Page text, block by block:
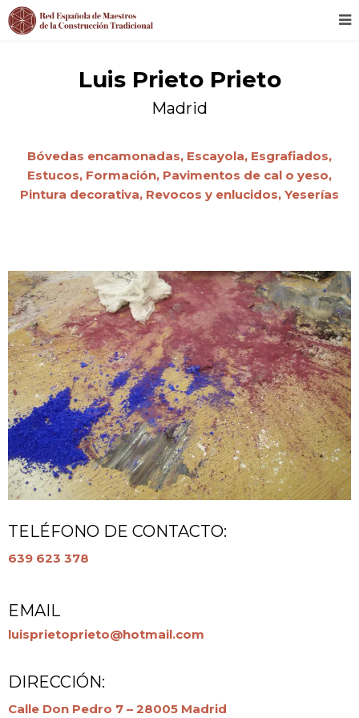
Luis Prieto Prieto
Madrid
Bóvedas encamonadas, Escayola, Esgrafiados,
Estucos, Formación, Pavimentos de cal o yeso,
Pintura decorativa, Revocos y enlucidos, Yeserías
TELÉFONO DE CONTACTO:
639 623 378
EMAIL
luisprietoprieto@hotmail.com
DIRECCIÓN:
Calle Don Pedro 7 – 28005 Madrid